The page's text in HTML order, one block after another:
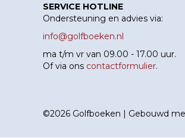
SERVICE HOTLINE
Ondersteuning en advies via:
info@golfboeken.nl
ma t/m vr van 09.00 - 17.00 uur.
Of via ons contactformulier.
©2026 Golfboeken | Gebouwd